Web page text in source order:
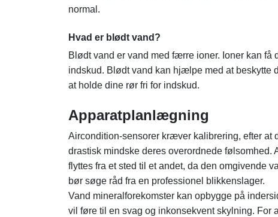
normal.
Hvad er blødt vand?
Blødt vand er vand med færre ioner. Ioner kan få
indskud. Blødt vand kan hjælpe med at beskytte
at holde dine rør fri for indskud.
Apparatplanlægning
Aircondition-sensorer kræver kalibrering, efter at
drastisk mindske deres overordnede følsomhed.
flyttes fra et sted til et andet, da den omgivende
bør søge råd fra en professionel blikkenslager.
Vand mineralforekomster kan opbygge på
vil føre til en svag og inkonsekvent skylning.